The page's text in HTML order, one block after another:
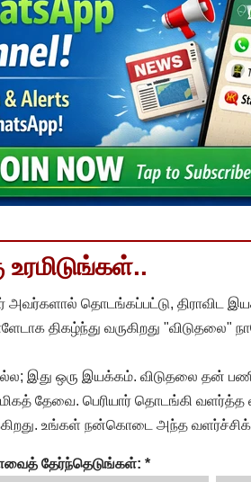
அவர்களால் தொடங்கப்பட்டு, திராவிட
திகழ்ந்து வருகிறது "விடுதலை"
இது ஒரு இயக்கம். விடுதலை தன்
தேவை. பெரியார் தொடங்கி வளர்த்த
உங்கள் நன்கொடை அந்த
தேர்ந்தெடுங்கள்: *